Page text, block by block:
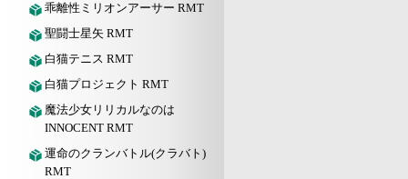
乖離性ミリオンアーサー RMT
聖闘士星矢 RMT
白猫テニス RMT
白猫プロジェクト RMT
魔法少女リリカルなのは
INNOCENT RMT
運命のクランバトル(クラバト)
RMT